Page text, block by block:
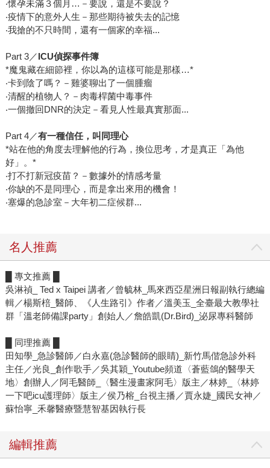
‧懷孕未滿３個月…－要說，還是不要說？
‧疫情下的意外人生－那些期待被失去的記憶
‧我搶的不只時間，還有一個家的幸福...
Part 3／ICU偵探事件簿
*魔鬼藏在細節裡，你以為的這樣可能是那樣…*
‧卡到陰了嗎？－雞婆聊出了一個腫瘤
‧清醒的植物人？－肉毒桿菌中毒事件
‧一個撤回DNR的決定－看見人性最真實那面...
Part 4／有一種信任，叫同理心
*站在他的角度去理解他的行為，換位思考，才是真正「為他
好」。*
‧打不打新冠疫苗？－數據外的情感考量
‧你缺的不是同理心，而是拿出來用的機會！
‧塞爆的急診室－大年初二症候群...
名人推薦
█ 專文推薦 █
吳淋禎_ Ted x Taipei 講者／曾毓林_馬來西亞星洲日報副執行總編
輯／楊斯棓_醫師、《人生路引》作者／溫美玉_全臺最大教學社
群「溫老師備課party」創始人／詹皓凱(Dr.Bird)_泌尿專科醫師
█ 同理推薦 █
田知學_急診醫師／白永嘉(急診醫師的眼睛)_新竹馬偕急診外科
主任／光良_創作歌手／吳其穎_Youtube頻道〈蒼藍鴿的醫學天
地〉創辦人／阿毛醫師_〈醫生漫畫家阿毛〉版主／林婷_〈林婷
一下吧icu護理師〉版主／侯乃榕_台視主播／賈永婕_國民女神／
蘇怡寧_禾馨醫療暨慧智基因執行長
編輯推薦